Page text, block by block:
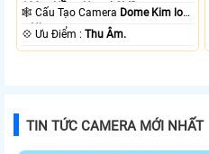
100m Hồng Ngoại SMD.
🕸️ Cấu Tạo Camera Dome Kim loại
+ Nhựa.
️💠 Ưu Điểm :Thu Âm.
TIN TỨC CAMERA MỚI NHẤT